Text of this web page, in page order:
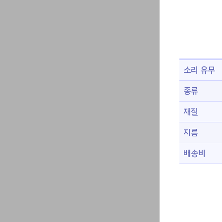
소리 유무
종류
재질
지름
배송비